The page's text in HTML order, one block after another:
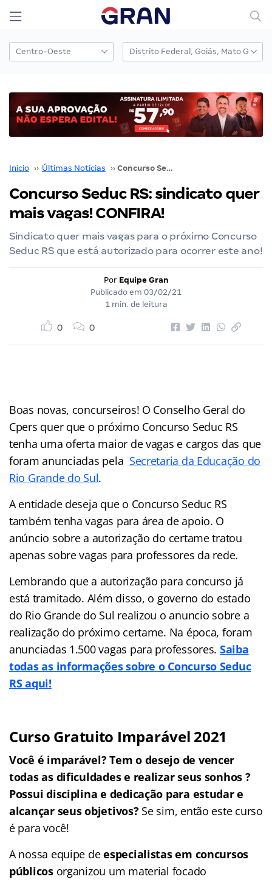
Início ›› Últimas Notícias ›› Concurso Seduc RS: sindicato quer mais vagas! CONFIRA!
Concurso Seduc RS: sindicato quer
mais vagas! CONFIRA!
Sindicato quer mais vagas para o próximo Concurso
Seduc RS que está autorizado para ocorrer este ano!
Por Equipe Gran
Publicado em 03/02/21
1 min. de leitura
0 0
Boas novas, concurseiros! O Conselho Geral do
Cpers quer que o próximo Concurso Seduc RS
tenha uma oferta maior de vagas e cargos das que
foram anunciadas pela Secretaria da Educação do
Rio Grande do Sul.
A entidade deseja que o Concurso Seduc RS
também tenha vagas para área de apoio. O
anúncio sobre a autorização do certame tratou
apenas sobre vagas para professores da rede.
Lembrando que a autorização para concurso já
está tramitado. Além disso, o governo do estado
do Rio Grande do Sul realizou o anuncio sobre a
realização do próximo certame. Na época, foram
anunciadas 1.500 vagas para professores. Saiba
todas as informações sobre o Concurso Seduc
RS aqui!
Curso Gratuito Imparável 2021
Você é imparável? Tem o desejo de vencer
todas as dificuldades e realizar seus sonhos ?
Possui disciplina e dedicação para estudar e
alcançar seus objetivos?Se sim, então este curso
é para você!
A nossa equipe deespecialistas em concursos
públicosorganizou um material focado